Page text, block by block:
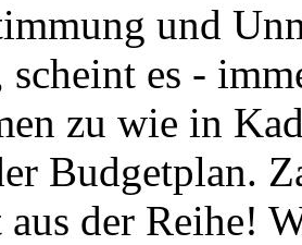
und
es -
zu wie in
Budgetplan.
aus der Reihe!